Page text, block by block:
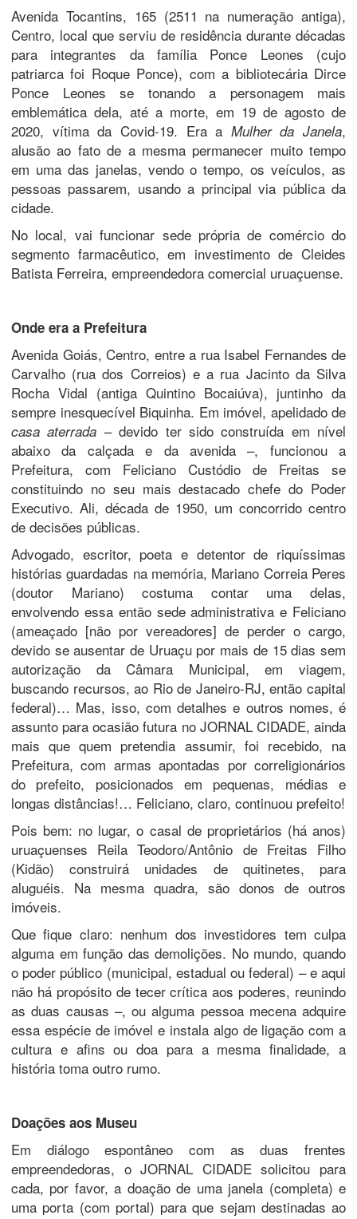
Avenida Tocantins, 165 (2511 na numeração antiga),
Centro, local que serviu de residência durante décadas
para integrantes da família Ponce Leones (cujo
patriarca foi Roque Ponce), com a bibliotecária Dirce
Ponce Leones se tonando a personagem mais
emblemática dela, até a morte, em 19 de agosto de
2020, vítima da Covid-19. Era a Mulher da Janela,
alusão ao fato de a mesma permanecer muito tempo
em uma das janelas, vendo o tempo, os veículos, as
pessoas passarem, usando a principal via pública da
cidade.
No local, vai funcionar sede própria de comércio do
segmento farmacêutico, em investimento de Cleides
Batista Ferreira, empreendedora comercial uruaçuense.
Onde era a Prefeitura
Avenida Goiás, Centro, entre a rua Isabel Fernandes de
Carvalho (rua dos Correios) e a rua Jacinto da Silva
Rocha Vidal (antiga Quintino Bocaiúva), juntinho da
sempre inesquecível Biquinha. Em imóvel, apelidado de
casa aterrada – devido ter sido construída em nível
abaixo da calçada e da avenida –, funcionou a
Prefeitura, com Feliciano Custódio de Freitas se
constituindo no seu mais destacado chefe do Poder
Executivo. Ali, década de 1950, um concorrido centro
de decisões públicas.
Advogado, escritor, poeta e detentor de riquíssimas
histórias guardadas na memória, Mariano Correia Peres
(doutor Mariano) costuma contar uma delas,
envolvendo essa então sede administrativa e Feliciano
(ameaçado [não por vereadores] de perder o cargo,
devido se ausentar de Uruaçu por mais de 15 dias sem
autorização da Câmara Municipal, em viagem,
buscando recursos, ao Rio de Janeiro-RJ, então capital
federal)… Mas, isso, com detalhes e outros nomes, é
assunto para ocasião futura no JORNAL CIDADE, ainda
mais que quem pretendia assumir, foi recebido, na
Prefeitura, com armas apontadas por correligionários
do prefeito, posicionados em pequenas, médias e
longas distâncias!… Feliciano, claro, continuou prefeito!
Pois bem: no lugar, o casal de proprietários (há anos)
uruaçuenses Reila Teodoro/Antônio de Freitas Filho
(Kidão) construirá unidades de quitinetes, para
aluguéis. Na mesma quadra, são donos de outros
imóveis.
Que fique claro: nenhum dos investidores tem culpa
alguma em função das demolições. No mundo, quando
o poder público (municipal, estadual ou federal) – e aqui
não há propósito de tecer crítica aos poderes, reunindo
as duas causas –, ou alguma pessoa mecena adquire
essa espécie de imóvel e instala algo de ligação com a
cultura e afins ou doa para a mesma finalidade, a
história toma outro rumo.
Doações aos Museu
Em diálogo espontâneo com as duas frentes
empreendedoras, o JORNAL CIDADE solicitou para
cada, por favor, a doação de uma janela (completa) e
uma porta (com portal) para que sejam destinadas ao